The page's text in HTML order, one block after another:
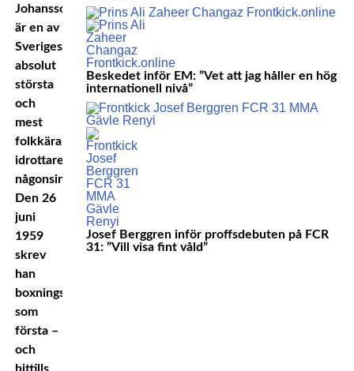
Johansson
är en av
Sveriges
absolut
största
och
mest
folkkära
idrottare
någonsin.
Den 26
juni
1959
skrev
han
boxningshistoria
som
första –
och
hittills
Beskedet inför EM: ”Vet att jag håller en hög
internationell nivå”
Josef Berggren inför proffsdebuten på FCR
31: ”Vill visa fint våld”